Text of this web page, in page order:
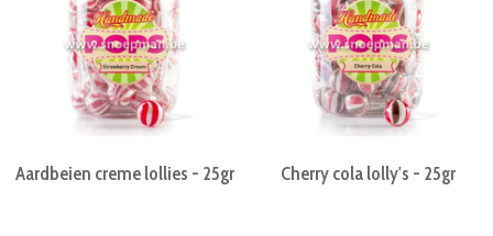
Aardbeien creme lollies - 25gr Cherry cola lolly's - 25gr